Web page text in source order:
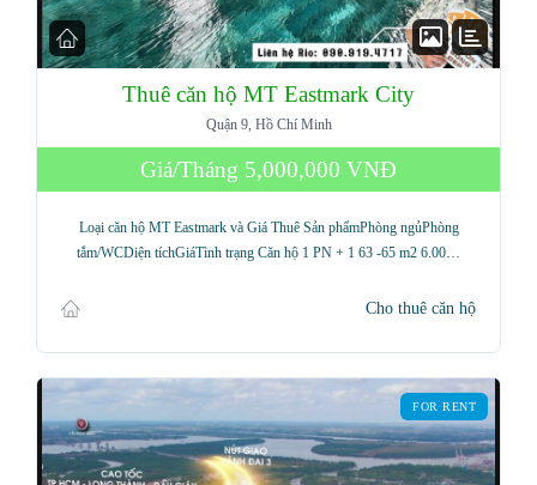
Thuê căn hộ MT Eastmark City
Quận 9, Hồ Chí Minh
Giá/Tháng 5,000,000 VNĐ
Loại căn hộ MT Eastmark và Giá Thuê Sản phẩmPhòng ngủPhòng
tắm/WCDiện tíchGiáTình trạng Căn hộ 1 PN + 1 63 -65 m2 6.00…
Cho thuê căn hộ
FOR RENT